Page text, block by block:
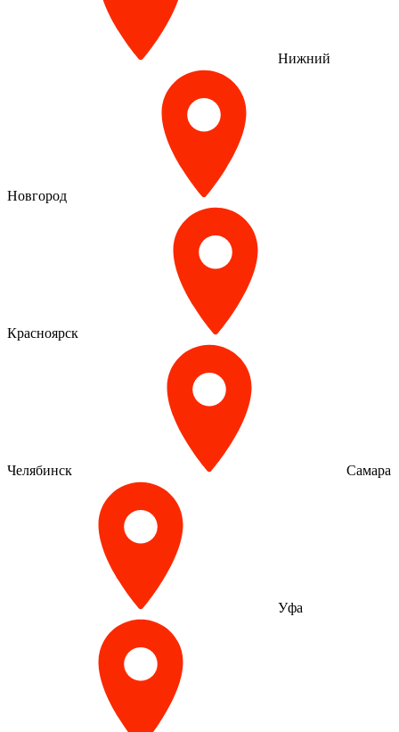
Нижний
Новгород
Красноярск
Челябинск Самара
Уфа